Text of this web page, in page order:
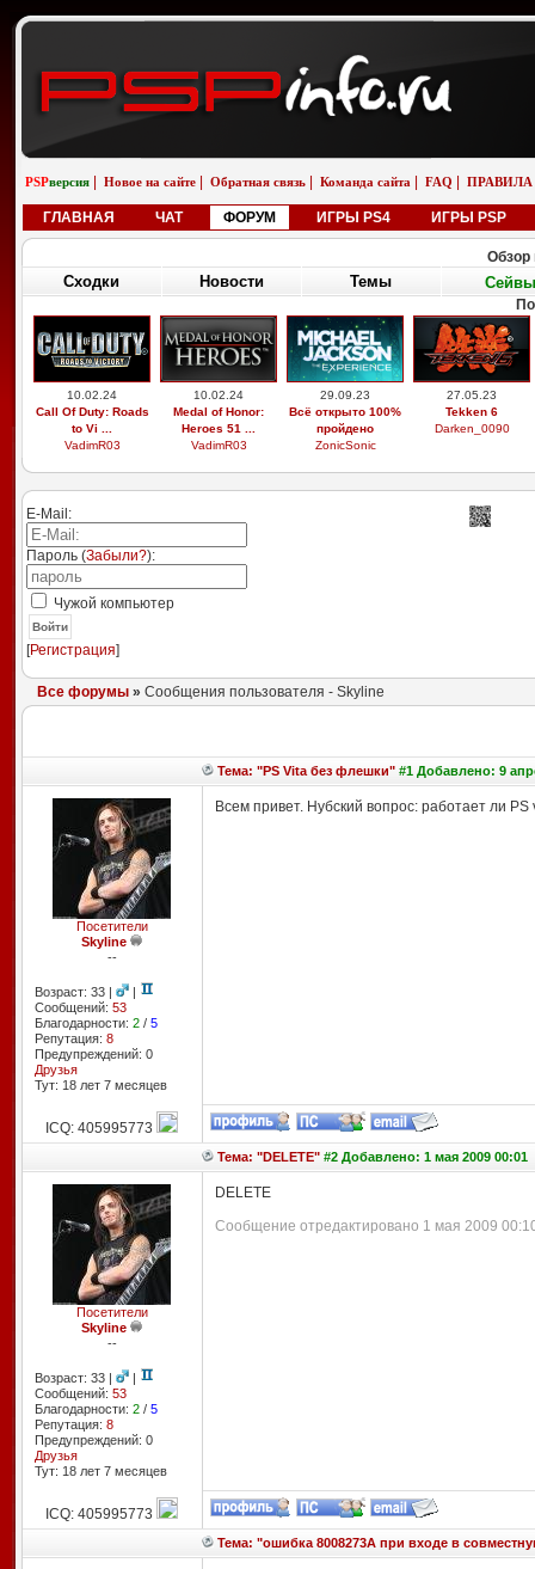
PSPверсия Новое на сайте Обратная связь Команда сайта FAQ ПРАВИЛА
ГЛАВНАЯ ЧАТ ФОРУМ ИГРЫ PS4 ИГРЫ PSP
Обзор
Сходки Новости Темы Сейвы
10.02.24
Call Of Duty: Roads
to Vi ...
VadimR03
10.02.24
Medal of Honor:
Heroes 51 ...
VadimR03
29.09.23
Всё открыто 100%
пройдено
ZonicSonic
27.05.23
Tekken 6
Darken_0090
E-Mail:
Пароль (Забыли?):
Чужой компьютер
Войти
[Регистрация]
Все форумы» Сообщения пользователя - Skyline
Тема: "PS Vita без флешки"#1 Добавлено: 9
Посетители
Skyline
--
Возраст: 33 |
|
Сообщений: 53
Благодарности: 2/ 5
Репутация: 8
Предупреждений: 0
Друзья
Тут: 18 лет 7 месяцев
Всем привет. Нубский вопрос: работает ли
ICQ: 405995773
Тема: "DELETE"#2 Добавлено: 1 мая 2009 00:01
Посетители
Skyline
--
Возраст: 33 |
|
Сообщений: 53
Благодарности: 2/ 5
Репутация: 8
Предупреждений: 0
Друзья
Тут: 18 лет 7 месяцев
DELETE
Сообщение отредактировано 1 мая 2009
ICQ: 405995773
Тема: "ошибка 8008273А при входе в